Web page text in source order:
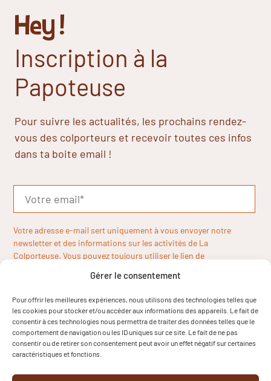
Gérer le consentement
Pour offrir les meilleures expériences, nous utilisons des technologies telles que
les cookies pour stocker et/ou accéder aux informations des appareils. Le fait de
consentir à ces technologies nous permettra de traiter des données telles que le
comportement de navigation ou les ID uniques sur ce site. Le fait de ne pas
consentir ou de retirer son consentement peut avoir un effet négatif sur certaines
caractéristiques et fonctions.
Hey !
Inscription à la
Papoteuse
Pour suivre les actualités, les prochains rendez-
vous des colporteurs et recevoir toutes ces infos
dans ta boite email !
Votre adresse e-mail sert uniquement à vous envoyer notre
newsletter et des informations sur les activités de La
Colporteuse. Vous pouvez toujours utiliser le lien de